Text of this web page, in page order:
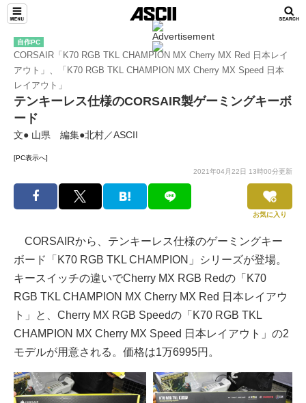
自作PC
CORSAIR「K70 RGB TKL CHAMPION MX Cherry MX Red 日本レイ
アウト」、「K70 RGB TKL CHAMPION MX Cherry MX Speed 日本
レイアウト」
テンキーレス仕様のCORSAIR製ゲーミングキーボ
ード
文● 山県 編集●北村／ASCII
[PC表示へ]
2021年04月22日 13時00分更新
お気に入り
CORSAIRから、テンキーレス仕様のゲーミングキー
ボード「K70 RGB TKL CHAMPION」シリーズが登場。
キースイッチの違いでCherry MX RGB Redの「K70
RGB TKL CHAMPION MX Cherry MX Red 日本レイアウ
ト」と、Cherry MX RGB Speedの「K70 RGB TKL
CHAMPION MX Cherry MX Speed 日本レイアウト」の2
モデルが用意される。価格は1万6995円。